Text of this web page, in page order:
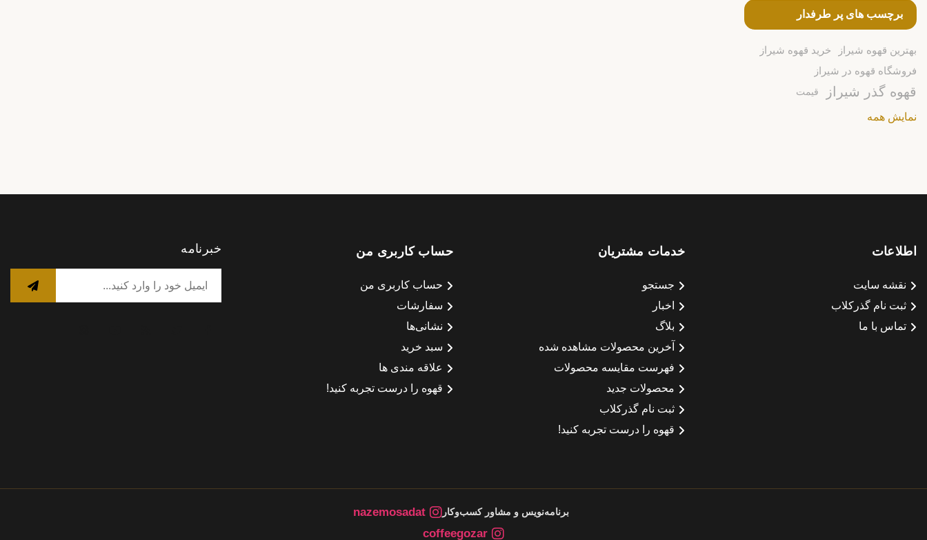
برچسب های پر طرفدار
بهترین قهوه شیراز
خرید قهوه شیراز
فروشگاه قهوه در شیراز
قهوه گذر شیراز قیمت
نمایش همه
اطلاعات
نقشه سایت
ثبت نام گذرکلاب
تماس با ما
خدمات مشتریان
جستجو
اخبار
بلاگ
آخرین محصولات مشاهده شده
فهرست مقایسه محصولات
محصولات جدید
ثبت نام گذرکلاب
قهوه را درست تجربه کنید!
حساب کاربری من
حساب کاربری من
سفارشات
نشانی‌ها
سبد خرید
علاقه مندی ها
قهوه را درست تجربه کنید!
خبرنامه
برنامه‌نویس و مشاور کسب‌وکار
nazemosadat
coffeegozar